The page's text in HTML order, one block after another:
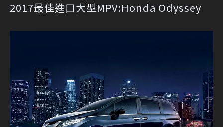
2017最佳進口大型MPV:Honda Odyssey